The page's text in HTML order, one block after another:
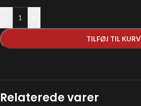
TILFØJ TIL KURV
Relaterede varer